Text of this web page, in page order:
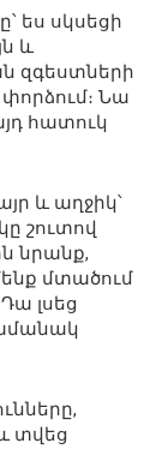
ես սկսեցի
և
զգեստների
Նա
հատուկ
և աղջիկ՝
շուտով
նրանք,
մտածում
լսեց
տվեց